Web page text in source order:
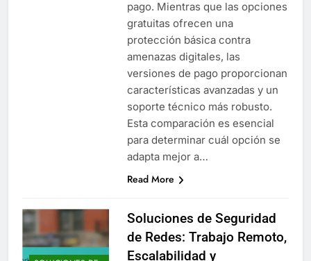
pago. Mientras que las opciones
gratuitas ofrecen una
protección básica contra
amenazas digitales, las
versiones de pago proporcionan
características avanzadas y un
soporte técnico más robusto.
Esta comparación es esencial
para determinar cuál opción se
adapta mejor a…
Read More
Soluciones de Seguridad
de Redes: Trabajo Remoto,
Escalabilidad y